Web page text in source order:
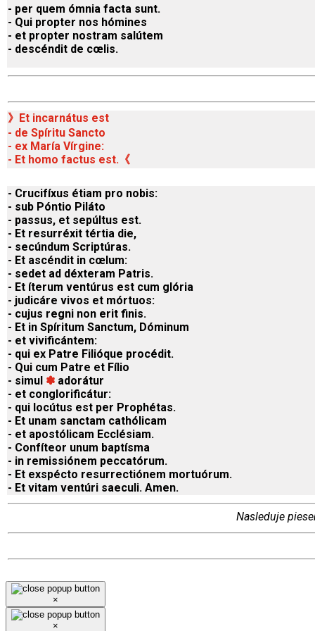
- per quem ómnia facta sunt.
- Qui propter nos hómines
- et propter nostram salútem
- descéndit de cœlis.
》Et incarnátus est
- de Spíritu Sancto
- ex María Vírgine:
- Et homo factus est. 《
- Crucifíxus étiam pro nobis:
- sub Póntio Piláto
- passus, et sepúltus est.
- Et resurréxit tértia die,
- secúndum Scriptúras.
- Et ascéndit in cœlum:
- sedet ad déxteram Patris.
- Et íterum ventúrus est cum glória
- judicáre vivos et mórtuos:
- cujus regni non erit finis.
- Et in Spíritum Sanctum, Dóminum
- et vivificántem:
- qui ex Patre Filióque procédit.
- Qui cum Patre et Fílio
- simul ✽ adorátur
- et conglorificátur:
- qui locútus est per Prophétas.
- Et unam sanctam cathólicam
- et apostólicam Ecclésiam.
- Confíteor unum baptísma
- in remissiónem peccatórum.
- Et exspécto resurrectiónem mortuórum.
- Et vitam ventúri saeculi. Amen.
Nasleduje
×
×